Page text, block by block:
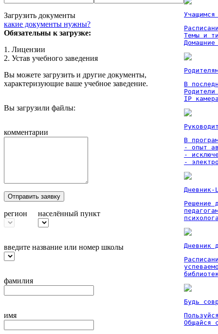
Загрузить документы
какие документы нужны?
Обязательны к загрузке:
1. Лицензии
2. Устав учебного заведения
Вы можете загрузить и другие документы,
характеризующие ваше учебное заведение.
Вы загрузили файлы:
комментарии
Отправить заявку
регион населённый пункт
введите название или номер школы
фамилия
имя
Темы и
Домашние
В
IP
В
- опыт
-
-
Дневник-
Решение
Дневник
Будь
Общайся